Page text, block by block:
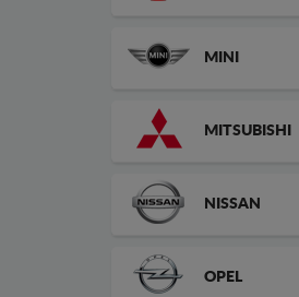
MINI
MITSUBISHI
NISSAN
OPEL